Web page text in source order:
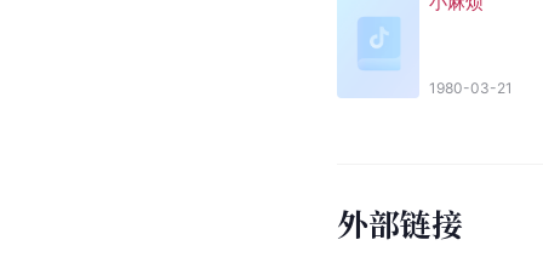
1980-03-21
外部链接